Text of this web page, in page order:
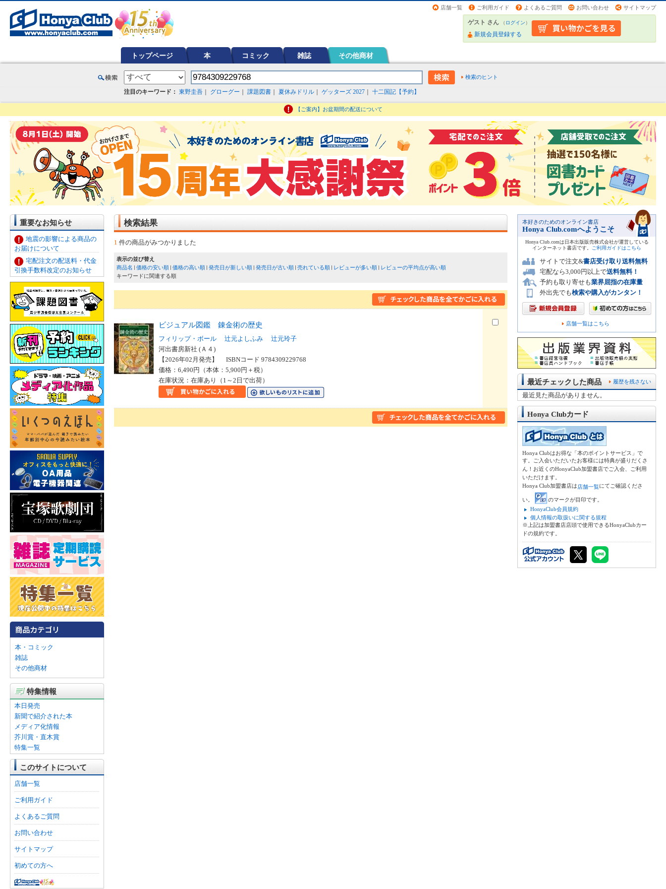
店舗一覧 ご利用ガイド よくあるご質問 お問い合わせ サイトマップ
ゲスト さん （ログイン）
新規会員登録する
トップページ 本 コミック 雑誌 その他商材
検索のヒント
注目のキーワード： 東野圭吾 グローグー 課題図書 夏休みドリル ゲッターズ 2027 十二国記【予約】
【ご案内】お盆期間の配送について
重要なお知らせ
地震の影響による商品の
お届けについて
宅配注文の配送料・代金
引換手数料改定のお知らせ
本・コミック
雑誌
その他商材
特集情報
本日発売
新聞で紹介された本
メディア化情報
芥川賞・直木賞
特集一覧
このサイトについて
店舗一覧
ご利用ガイド
よくあるご質問
お問い合わせ
サイトマップ
初めての方へ
検索結果
1 件の商品がみつかりました
表示の並び替え
商品名
価格の安い順 価格の高い順 発売日が新しい順 発売日が古い順 売れている順 レビューが多い順
レビューの平均点が高い順
キーワードに関連する順
ビジュアル図鑑 錬金術の歴史
フィリップ・ボール 辻元よしふみ
辻元玲子
河出書房新社 (Ａ４)
【2026年02月発売】 ISBNコード 9784309229768
価格：6,490円（本体：5,900円＋税）
在庫状況：在庫あり（1～2日で出荷）
本好きのためのオンライン書店
Honya Club.comへようこそ
Honya Club.comは日本出版販売株式会社が運営している
インターネット書店です。
ご利用ガイドはこちら
サイトで注文&書店受け取り送料無料
宅配なら3,000円以上で送料無料！
予約も取り寄せも業界屈指の在庫量
外出先でも検索や購入がカンタン！
店舗一覧はこちら
履歴を残さない
最近チェックした商品
最近見た商品がありません。
Honya Clubカード
Honya Clubはお得な「本のポイントサービス」で
す。ご入会いただいたお客様には特典が盛りだくさ
ん！お近くのHonyaClub加盟書店でご入会、ご利用
いただけます。
Honya Club加盟書店は店舗一覧にてご確認くださ
い。
のマークが目印です。
HonyaClub会員規約
個人情報の取扱いに関する規程
※上記は加盟書店店頭で使用できるHonyaClubカー
ドの規約です。